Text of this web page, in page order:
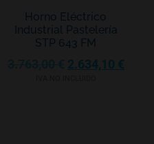
Horno Eléctrico
Industrial Pastelería
STP 643 FM
2.634,10 €